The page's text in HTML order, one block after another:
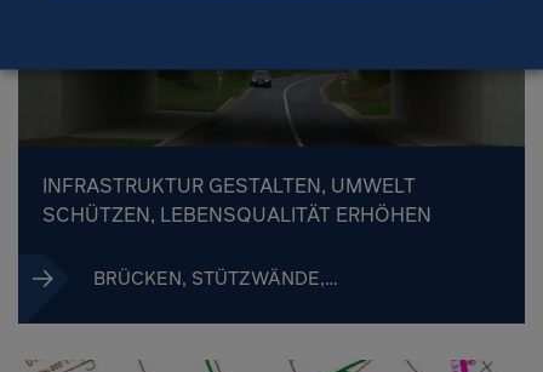
INFRASTRUKTUR GESTALTEN, UMWELT
SCHÜTZEN, LEBENSQUALITÄT ERHÖHEN
BRÜCKEN, STÜTZWÄNDE,